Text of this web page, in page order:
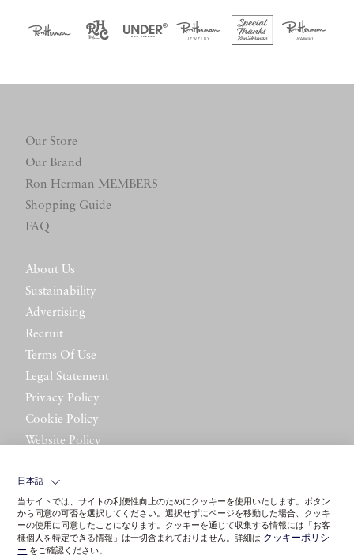
Our Store
Our Brand
Ron Herman MEMBERS
Shopping Guide
FAQ
About Us
Sustainability
Advertising
Recruit
Terms Of Use
Legal Statement
Privacy Policy
Cookie Policy
Website Policy
日本語
当サイトでは、サイトの利便性向上のためにクッキーを使用いたします。ボタン
から同意の可否を選択してください。選択せずにページを移動した場合、クッキ
ーの使用に同意したことになります。クッキーを通じて収集する情報には「お客
様個人を特定できる情報」は一切含まれておりません。詳細は クッキーポリシ
ー をご確認ください。